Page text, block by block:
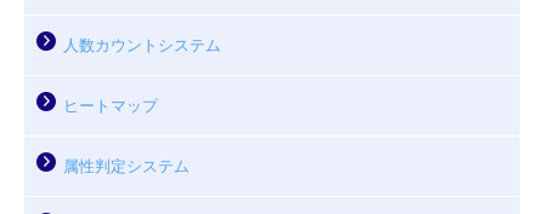
人数カウントシステム
ヒートマップ
属性判定システム